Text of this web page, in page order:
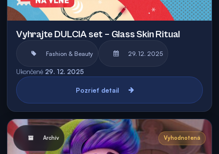
Vyhrajte DULCIA set – Glass Skin Ritual
Fashion & Beauty 29. 12. 2025
Ukončené 29. 12. 2025
Pozrieť detail
Archív Vyhodnotená